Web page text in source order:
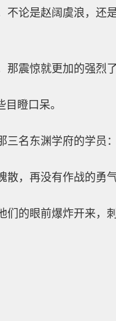
论是赵阔虞浪，还
震惊就更加的强烈了
瞪口呆。
名东渊学府的学员
，再没有作战的勇
的眼前爆炸开来，